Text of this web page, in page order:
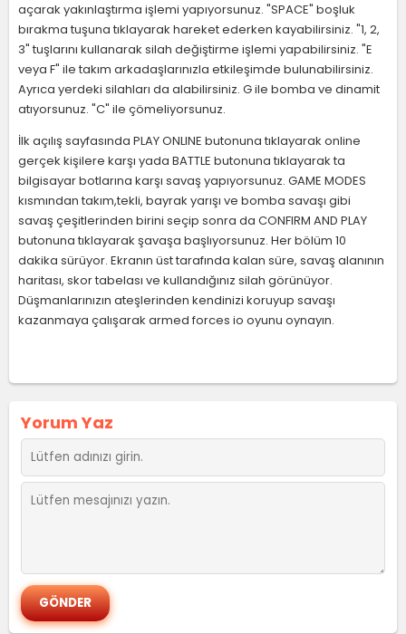
açarak yakınlaştırma işlemi yapıyorsunuz. "SPACE" boşluk
bırakma tuşuna tıklayarak hareket ederken kayabilirsiniz. "1, 2,
3" tuşlarını kullanarak silah değiştirme işlemi yapabilirsiniz. "E
veya F" ile takım arkadaşlarınızla etkileşimde bulunabilirsiniz.
Ayrıca yerdeki silahları da alabilirsiniz. G ile bomba ve dinamit
atıyorsunuz. "C" ile çömeliyorsunuz.
İlk açılış sayfasında PLAY ONLINE butonuna tıklayarak online
gerçek kişilere karşı yada BATTLE butonuna tıklayarak ta
bilgisayar botlarına karşı savaş yapıyorsunuz. GAME MODES
kısmından takım,tekli, bayrak yarışı ve bomba savaşı gibi
savaş çeşitlerinden birini seçip sonra da CONFIRM AND PLAY
butonuna tıklayarak şavaşa başlıyorsunuz. Her bölüm 10
dakika sürüyor. Ekranın üst tarafında kalan süre, savaş alanının
haritası, skor tabelası ve kullandığınız silah görünüyor.
Düşmanlarınızın ateşlerinden kendinizi koruyup savaşı
kazanmaya çalışarak armed forces io oyunu oynayın.
Yorum Yaz